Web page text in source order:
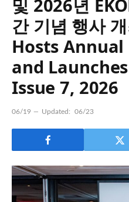
및 2026년
간 기념 행사
Hosts
and
Issue 7, 2026
06/19 Updated: 06/23